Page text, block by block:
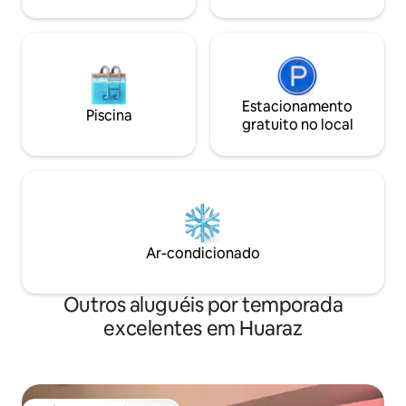
Piscina
Estacionamento
gratuito no local
Ar-condicionado
Outros aluguéis por temporada
excelentes em Huaraz